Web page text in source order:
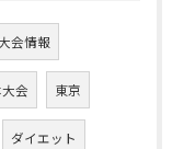
会情報
会 東京
ダイエット